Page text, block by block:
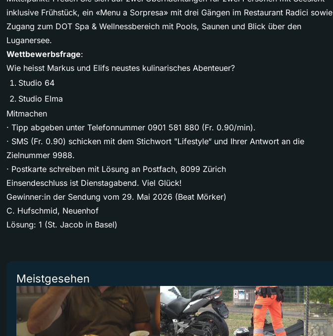
inklusive Frühstück, ein «Menu a Sorpresa» mit drei Gängen im Restaurant Radici sowie
Zugang zum DOT Spa & Wellnessbereich mit Pools, Saunen und Blick über den
Luganersee.
Wettbewerbsfrage:
Wie heisst Markus und Elifs neustes kulinarisches Abenteuer?
Studio 64
Studio Elma
Mitmachen
· Tipp abgeben unter Telefonnummer 0901 581 880 (Fr. 0.90/min).
· SMS (Fr. 0.90) schicken mit dem Stichwort "Lifestyle“ und Ihrer Antwort an die
Zielnummer 9988.
· Postkarte schreiben mit Lösung an Postfach, 8099 Zürich
Einsendeschluss ist Dienstagabend. Viel Glück!
Gewinner:in der Sendung vom 29. Mai 2026 (Beat Mörker)
C. Hufschmid, Neuenhof
Lösung: 1 (St. Jacob in Basel)
Meistgesehen